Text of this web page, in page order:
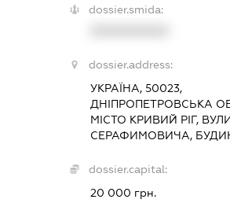
dossier.smida:
dossier.address:
УКРАЇНА, 50023,
ДНІПРОПЕТРОВСЬКА
МІСТО КРИВИЙ РІГ,
СЕРАФИМОВИЧА,
dossier.capital:
20 000 грн.